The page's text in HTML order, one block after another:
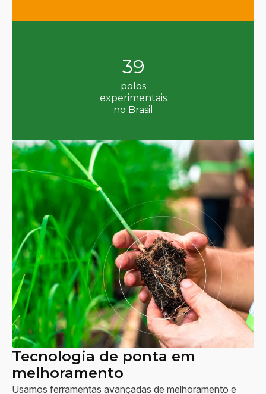
39
polos
experimentais
no Brasil
Tecnologia de ponta em
melhoramento
Usamos ferramentas avançadas de melhoramento e